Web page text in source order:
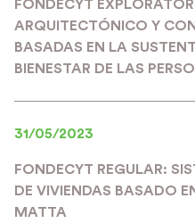
FONDECYT
ARQUITECTÓNICO Y
BASADAS EN LA
BIENESTAR DE LAS
31/05/2023
FONDECYT REGULAR:
DE VIVIENDAS BASADO
MATTA